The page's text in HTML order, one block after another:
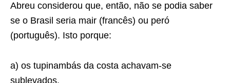
Abreu considerou que, então, não se podia saber
se o Brasil seria mair (francês) ou peró
(português). Isto porque:
a) os tupinambás da costa achavam-se
sublevados.